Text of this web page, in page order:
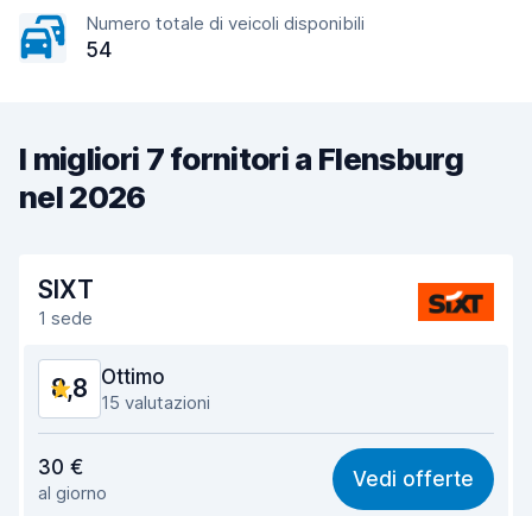
Numero totale di veicoli disponibili
54
I migliori 7 fornitori a Flensburg
nel 2026
SIXT
1 sede
8,8 Ottimo
15 valutazioni
8,4
Facile da trovare 9,0
30 €
al giorno
Vedi offerte